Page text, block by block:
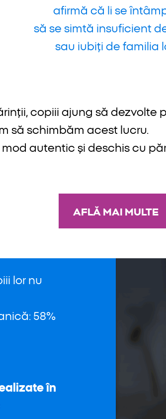
afirmă că li se
să se simtă insuficient
sau iubiți de familia
copiii ajung să dezvolte
să schimbăm acest lucru.
autentic și deschis cu
AFLĂ MAI MULTE
lor nu
58%
în